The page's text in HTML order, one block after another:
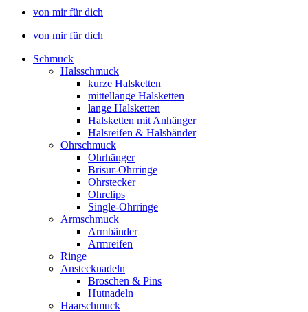
von mir für dich
von mir für dich
Schmuck
Halsschmuck
kurze Halsketten
mittellange Halsketten
lange Halsketten
Halsketten mit Anhänger
Halsreifen & Halsbänder
Ohrschmuck
Ohrhänger
Brisur-Ohrringe
Ohrstecker
Ohrclips
Single-Ohrringe
Armschmuck
Armbänder
Armreifen
Ringe
Anstecknadeln
Broschen & Pins
Hutnadeln
Haarschmuck